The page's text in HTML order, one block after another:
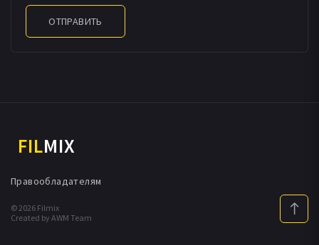
ОТПРАВИТЬ
FILMIX
© 2026 Filmix
Created by AWM Team
Правообладателям